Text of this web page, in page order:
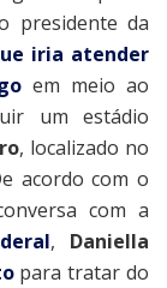
presidente da
iria atender
em meio ao
um estádio
, localizado no
acordo com o
com a
, Daniella
para tratar do